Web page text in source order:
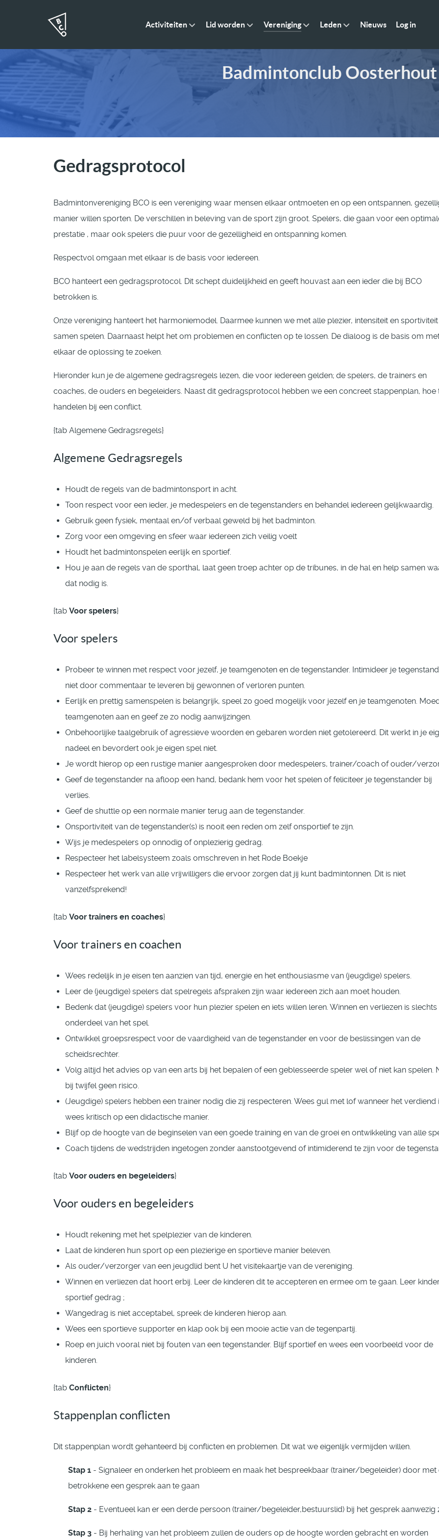
Activiteiten Lid worden Vereniging Leden Nieuws Log in
Badmintonclub Oosterhout
Gedragsprotocol
Badmintonvereniging BCO is een vereniging waar mensen elkaar ontmoeten en op een ontspannen,
manier willen sporten. De verschillen in beleving van de sport zijn groot. Spelers, die gaan voor een
prestatie , maar ook spelers die puur voor de gezelligheid en ontspanning komen.
Respectvol omgaan met elkaar is de basis voor iedereen.
BCO hanteert een gedragsprotocol. Dit schept duidelijkheid en geeft houvast aan een ieder die bij BCO
betrokken is.
Onze vereniging hanteert het harmoniemodel. Daarmee kunnen we met alle plezier, intensiteit en sportiviteit
samen spelen. Daarnaast helpt het om problemen en conflicten op te lossen. De dialoog is de basis om
elkaar de oplossing te zoeken.
Hieronder kun je de algemene gedragsregels lezen, die voor iedereen gelden; de spelers, de trainers en
coaches, de ouders en begeleiders. Naast dit gedragsprotocol hebben we een concreet stappenplan, hoe
handelen bij een conflict.
{tab Algemene Gedragsregels}
Algemene Gedragsregels
Houdt de regels van de badmintonsport in acht.
Toon respect voor een ieder, je medespelers en de tegenstanders en behandel iedereen gelijkwaardig.
Gebruik geen fysiek, mentaal en/of verbaal geweld bij het badminton.
Zorg voor een omgeving en sfeer waar iedereen zich veilig voelt
Houdt het badmintonspelen eerlijk en sportief.
Hou je aan de regels van de sporthal, laat geen troep achter op de tribunes, in de hal en help samen
dat nodig is.
{tab Voor spelers}
Voor spelers
Probeer te winnen met respect voor jezelf, je teamgenoten en de tegenstander. Intimideer je
niet door commentaar te leveren bij gewonnen of verloren punten.
Eerlijk en prettig samenspelen is belangrijk, speel zo goed mogelijk voor jezelf en je teamgenoten.
teamgenoten aan en geef ze zo nodig aanwijzingen.
Onbehoorlijke taalgebruik of agressieve woorden en gebaren worden niet getolereerd. Dit werkt in je
nadeel en bevordert ook je eigen spel niet.
Je wordt hierop op een rustige manier aangesproken door medespelers, trainer/coach of ouder/
Geef de tegenstander na afloop een hand, bedank hem voor het spelen of feliciteer je tegenstander bij
verlies.
Geef de shuttle op een normale manier terug aan de tegenstander.
Onsportiviteit van de tegenstander(s) is nooit een reden om zelf onsportief te zijn.
Wijs je medespelers op onnodig of onplezierig gedrag.
Respecteer het labelsysteem zoals omschreven in het Rode Boekje
Respecteer het werk van alle vrijwilligers die ervoor zorgen dat jij kunt badmintonnen. Dit is niet
vanzelfsprekend!
{tab Voor trainers en coaches}
Voor trainers en coachen
Wees redelijk in je eisen ten aanzien van tijd, energie en het enthousiasme van (jeugdige) spelers.
Leer de (jeugdige) spelers dat spelregels afspraken zijn waar iedereen zich aan moet houden.
Bedenk dat (jeugdige) spelers voor hun plezier spelen en iets willen leren. Winnen en verliezen is slechts
onderdeel van het spel.
Ontwikkel groepsrespect voor de vaardigheid van de tegenstander en voor de beslissingen van de
scheidsrechter.
Volg altijd het advies op van een arts bij het bepalen of een geblesseerde speler wel of niet kan spelen.
bij twijfel geen risico.
(Jeugdige) spelers hebben een trainer nodig die zij respecteren. Wees gul met lof wanneer het verdiend
wees kritisch op een didactische manier.
Blijf op de hoogte van de beginselen van een goede training en van de groei en ontwikkeling van alle
Coach tijdens de wedstrijden ingetogen zonder aanstootgevend of intimiderend te zijn voor de
{tab Voor ouders en begeleiders}
Voor ouders en begeleiders
Houdt rekening met het spelplezier van de kinderen.
Laat de kinderen hun sport op een plezierige en sportieve manier beleven.
Als ouder/verzorger van een jeugdlid bent U het visitekaartje van de vereniging.
Winnen en verliezen dat hoort erbij. Leer de kinderen dit te accepteren en ermee om te gaan. Leer
sportief gedrag ;
Wangedrag is niet acceptabel, spreek de kinderen hierop aan.
Wees een sportieve supporter en klap ook bij een mooie actie van de tegenpartij.
Roep en juich vooral niet bij fouten van een tegenstander. Blijf sportief en wees een voorbeeld voor de
kinderen.
{tab Conflicten}
Stappenplan conflicten
Dit stappenplan wordt gehanteerd bij conflicten en problemen. Dit wat we eigenlijk vermijden willen.
Stap 1 - Signaleer en onderken het probleem en maak het bespreekbaar (trainer/begeleider) door met
betrokkene een gesprek aan te gaan
Stap 2 - Eventueel kan er een derde persoon (trainer/begeleider,bestuurslid) bij het gesprek aanwezig
Stap 3 - Bij herhaling van het probleem zullen de ouders op de hoogte worden gebracht en worden